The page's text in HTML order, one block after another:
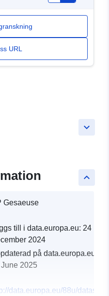
URL
keyboard_arrow_down
keyboard_arrow_up
Gesaeuse
till i data.europa.eu: 24
2024
på data.europa.eu:
2025
data.europa.eu/88u/dataset/